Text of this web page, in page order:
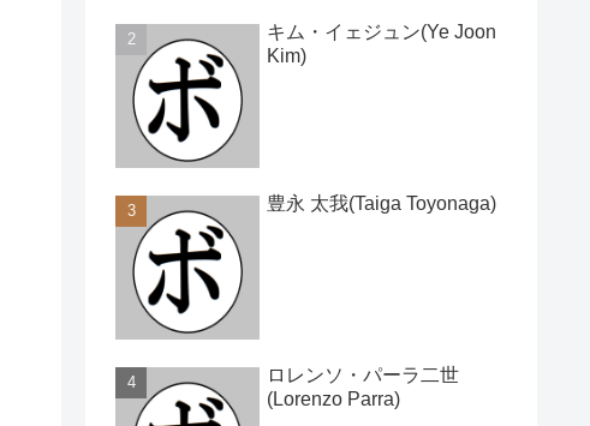
キム・イェジュン(Ye Joon
Kim)
豊永 太我(Taiga Toyonaga)
ロレンソ・パーラ二世
(Lorenzo Parra)